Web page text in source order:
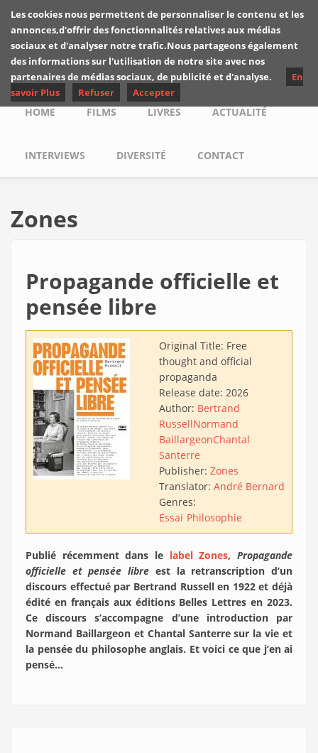
Skip to main content
Les critiques de
Yuyine
Main menu
HOME FILMS LIVRES ACTUALITÉ
INTERVIEWS DIVERSITÉ CONTACT
Zones
Propagande officielle et
pensée libre
Original Title: Free
thought and official
propaganda
Release date: 2026
Author: Bertrand
RussellNormand
BaillargeonChantal
Santerre
Publisher: Zones
Translator: André Bernard
Genres:
Essai Philosophie
Publié récemment dans le label Zones,Propagande
officielle et pensée libre est la retranscription d’un
discours effectué par Bertrand Russell en 1922 et déjà
édité en français aux éditions Belles Lettres en 2023.
Ce discours s’accompagne d’une introduction par
Normand Baillargeon et Chantal Santerre sur la vie et
la pensée du philosophe anglais. Et voici ce que j’en ai
pensé…
Les cookies nous permettent de personnaliser le contenu et les
annonces,d'offrir des fonctionnalités relatives aux médias
sociaux et d'analyser notre trafic.Nous partageons également
des informations sur l'utilisation de notre site avec nos
partenaires de médias sociaux, de publicité et d'analyse.
En
savoir Plus
Refuser Accepter